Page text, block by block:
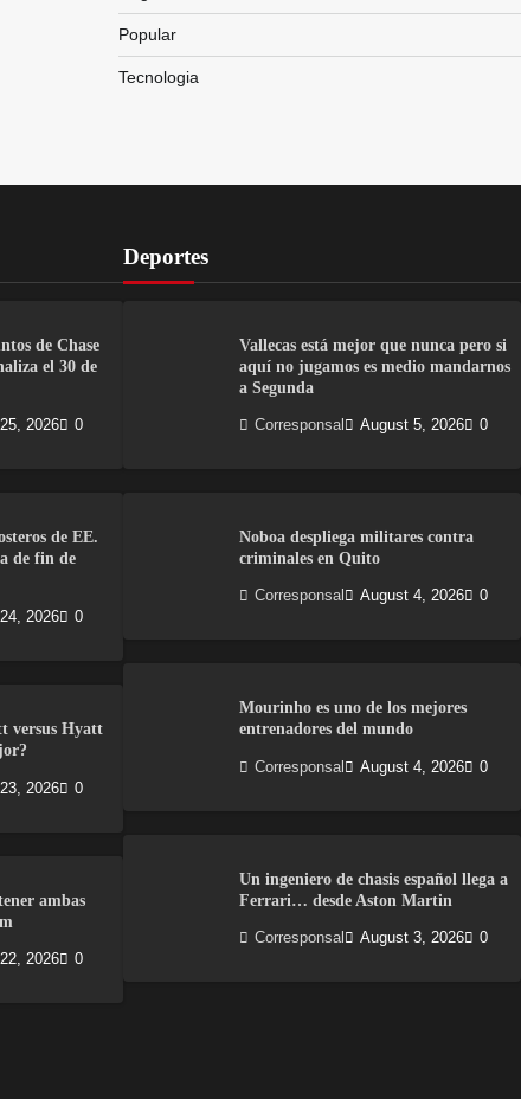
Popular
Tecnologia
de Chase
el 30 de
2026 0
de EE.
de fin de
2026 0
versus Hyatt
2026 0
ambas
2026 0
Deportes
Vallecas está mejor que nunca pero si
aquí no jugamos es medio mandarnos
a Segunda
Corresponsal August 5, 2026 0
Noboa despliega militares contra
criminales en Quito
Corresponsal August 4, 2026 0
Mourinho es uno de los mejores
entrenadores del mundo
Corresponsal August 4, 2026 0
Un ingeniero de chasis español llega a
Ferrari… desde Aston Martin
Corresponsal August 3, 2026 0